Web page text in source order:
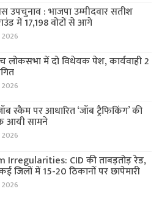
उपचुनाव : भाजपा उम्मीदवार सतीश
में 17,198 वोटों से आगे
लोकसभा में दो विधेयक पेश, कार्यवाही 2
स्कैम पर आधारित ‘जॉब ट्रैफिकिंग’ की
आयी सामने
Irregularities: CID की ताबड़तोड़ रेड,
जिलों में 15-20 ठिकानों पर छापेमारी